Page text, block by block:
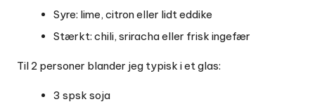
Syre: lime, citron eller lidt eddike
Stærkt: chili, sriracha eller frisk ingefær
Til 2 personer blander jeg typisk i et glas:
3 spsk soja